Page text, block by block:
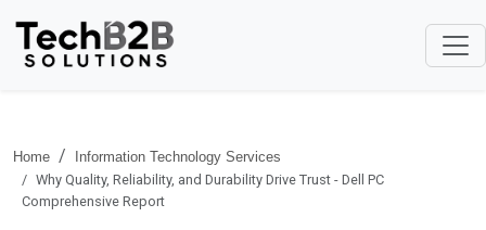
Home
Information Technology Services
Why Quality, Reliability, and Durability Drive Trust - Dell PC
Comprehensive Report